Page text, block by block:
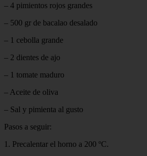
– 4 pimientos rojos grandes
– 500 gr de bacalao desalado
– 1 cebolla grande
– 2 dientes de ajo
– 1 tomate maduro
– Aceite de oliva
– Sal y pimienta al gusto
Pasos a seguir:
1. Precalentar el horno a 200 ºC.